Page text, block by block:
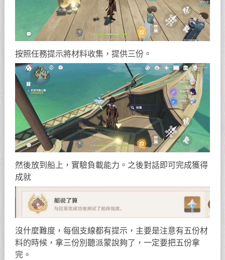
按照任務提示將材料收集，提供三份。
然後放到船上，實驗負載能力。之後對話即可完成獲得
成就
沒什麼難度，每個支線都有提示，主要是注意有五份材
料的時候，拿三份別聽派蒙說夠了，一定要把五份拿
完。